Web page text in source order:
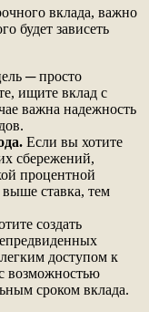
вклада, важно
будет зависеть
─ просто
ищите вклад с
важна надежность
Если вы хотите
сбережений,
процентной
ставка, тем
создать
доступом к
возможностью
сроком вклада.